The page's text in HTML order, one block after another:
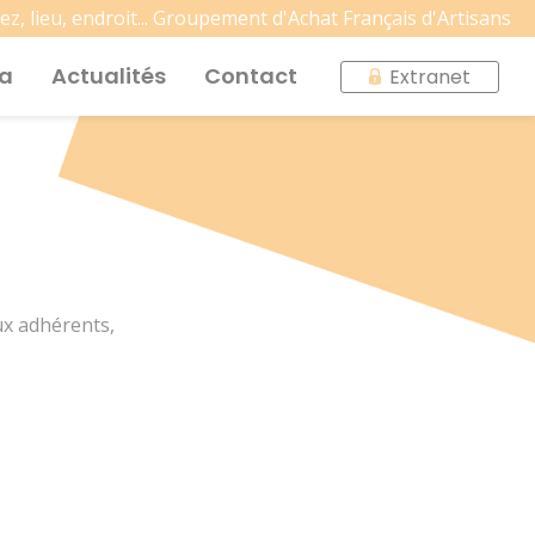
lieu, endroit... Groupement d'Achat Français d'Artisans
Actualités Contact Extranet
adhérents,